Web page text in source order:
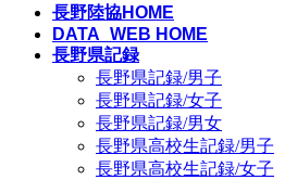
長野陸協HOME
DATA_WEB HOME
長野県記録
長野県記録/男子
長野県記録/女子
長野県記録/男女
長野県高校生記録/男子
長野県高校生記録/女子